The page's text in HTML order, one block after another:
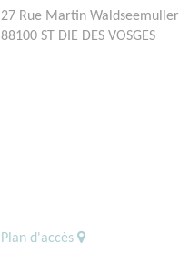
27 Rue Martin Waldseemuller
88100 ST DIE DES VOSGES
Plan d'accès